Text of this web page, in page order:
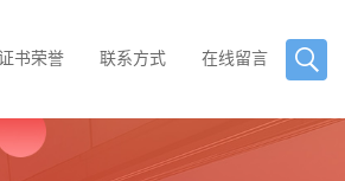
书荣誉 联系方式 在线留言